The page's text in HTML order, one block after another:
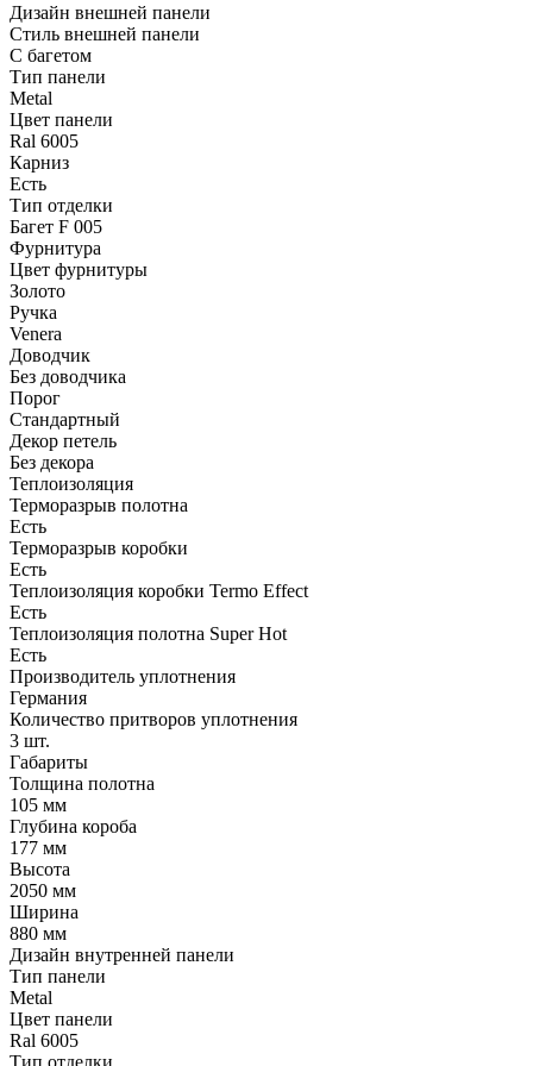
Дизайн внешней панели
Стиль внешней панели
С багетом
Тип панели
Metal
Цвет панели
Ral 6005
Карниз
Есть
Тип отделки
Багет F 005
Фурнитура
Цвет фурнитуры
Золото
Ручка
Venera
Доводчик
Без доводчика
Порог
Стандартный
Декор петель
Без декора
Теплоизоляция
Терморазрыв полотна
Есть
Терморазрыв коробки
Есть
Теплоизоляция коробки Termo Effect
Есть
Теплоизоляция полотна Super Нot
Есть
Производитель уплотнения
Германия
Количество притворов уплотнения
3 шт.
Габариты
Толщина полотна
105 мм
Глубина короба
177 мм
Высота
2050 мм
Ширина
880 мм
Дизайн внутренней панели
Тип панели
Metal
Цвет панели
Ral 6005
Тип отделки